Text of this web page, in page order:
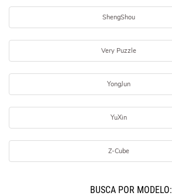
ShengShou
Very Puzzle
YongJun
YuXin
Z-Cube
BUSCÁ POR MODELO: